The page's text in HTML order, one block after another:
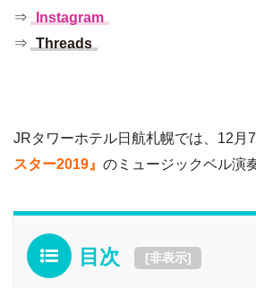
⇒
Instagram
⇒ Threads
JRタワーホテル日航札幌では、12月
スター2019』 のミュージックベル演
目次 [非表示]